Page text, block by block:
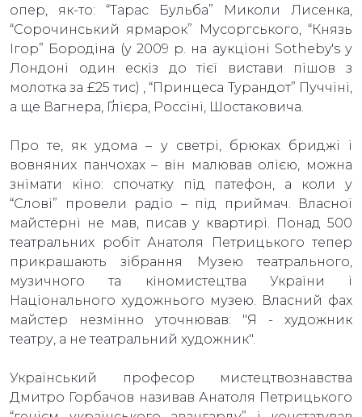
опер, як-то: “Тарас Бульба” Миколи Лисенка,
“Сорочинський ярмарок” Мусоргського, “Князь
Ігор” Бородіна (у 2009 р. на аукціоні Sotheby's у
Лондоні один ескіз до тієї вистави пішов з
молотка за £25 тис) , “Принцеса Турандот” Пуччіні,
а ще Вагнера, Ґлієра, Россіні, Шостаковича.
Про те, як удома – у светрі, брюках бриджі і
вовняних панчохах – він малював олією, можна
знімати кіно: спочатку під патефон, а коли у
“Слові” провели радіо – під приймач. Власної
майстерні не мав, писав у квартирі. Понад 500
театральних робіт Анатоля Петрицького тепер
прикрашають зібрання Музею театрального,
музичного та кіномистецтва України і
Національного художнього музею. Власний фах
майстер незмінно уточнював: "Я - художник
театру, а не театральний художник".
Український професор мистецтвознавства
Дмитро Горбачов називав Анатоля Петрицького